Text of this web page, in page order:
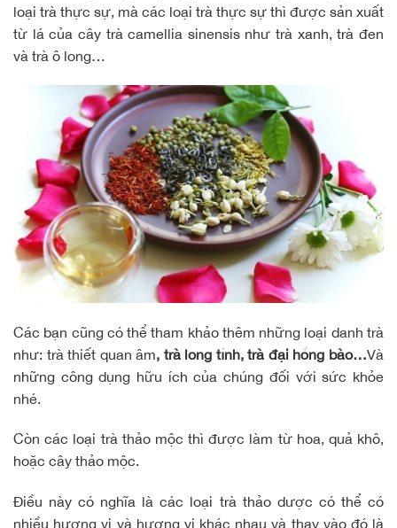
loại trà thực sự, mà các loại trà thực sự thì được sản xuất
từ lá của cây trà camellia sinensis như trà xanh, trà đen
và trà ô long…
Các bạn cũng có thể tham khảo thêm những loại danh trà
như: trà thiết quan âm, trà long tỉnh, trà đại hồng bào…Và
những công dụng hữu ích của chúng đối với sức khỏe
nhé.
Còn các loại trà thảo mộc thì được làm từ hoa, quả khô,
hoặc cây thảo mộc.
Điều này có nghĩa là các loại trà thảo dược có thể có
nhiều hương vị và hương vị khác nhau và thay vào đó là